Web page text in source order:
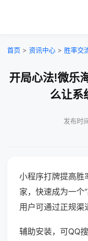
首页 > 资讯中心 > 胜率交
开局心法!微乐
么让系
发布时
小程序打牌提高胜
家，快速成为一个
用户可通过正规渠
辅助安装，可QQ